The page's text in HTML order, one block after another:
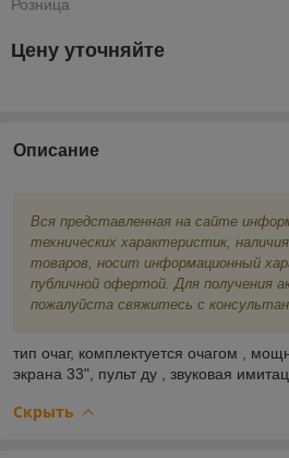
Розница
Цену уточняйте
Описание
Вся представленная на сайте
технических характеристик,
товаров, носит информационный
публичной офертой. Для получения
пожалуйста свяжитесь с
тип очаг, комплектуется очагом
экрана 33", пульт ду звуковая
Скрыть